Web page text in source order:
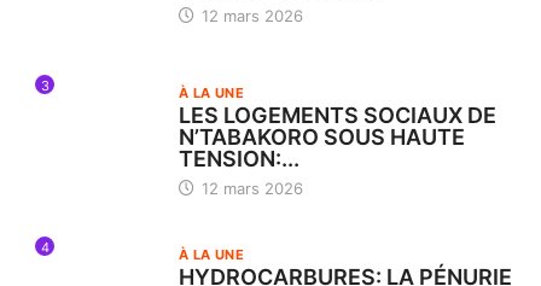
12 mars 2026
3 À LA UNE
LES LOGEMENTS SOCIAUX DE
N’TABAKORO SOUS HAUTE
TENSION:...
12 mars 2026
4 À LA UNE
HYDROCARBURES: LA PÉNURIE